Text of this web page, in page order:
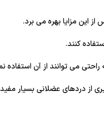
این مزایا بهره می برد.
کنند.
می توانند از آن استفاده
از دردهای عضلانی بسیار